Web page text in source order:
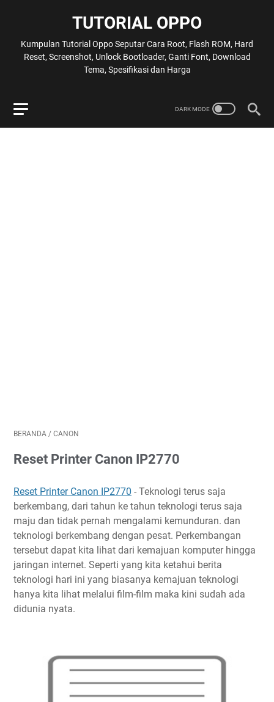
TUTORIAL OPPO
Kumpulan Tutorial Oppo Seputar Cara Root, Flash ROM, Hard
Reset, Screenshot, Unlock Bootloader, Ganti Font, Download
Tema, Spesifikasi dan Harga
BERANDA / CANON
Reset Printer Canon IP2770
Reset Printer Canon IP2770 - Teknologi terus saja
berkembang, dari tahun ke tahun teknologi terus saja
maju dan tidak pernah mengalami kemunduran. dan
teknologi berkembang dengan pesat. Perkembangan
tersebut dapat kita lihat dari kemajuan komputer hingga
jaringan internet. Seperti yang kita ketahui berita
teknologi hari ini yang biasanya kemajuan teknologi
hanya kita lihat melalui film-film maka kini sudah ada
didunia nyata.